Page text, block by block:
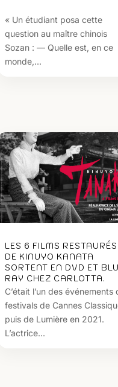
« Un étudiant posa cette
question au maître chinois
Sozan : — Quelle est, en ce
monde,...
LES 6 FILMS RESTAURÉS
DE KINUYO KANATA
SORTENT EN DVD ET BLU
RAY CHEZ CARLOTTA.
C’était l’un des événements
festivals de Cannes
puis de Lumière en 2021.
L’actrice...